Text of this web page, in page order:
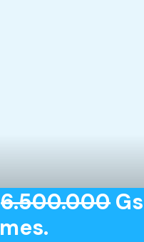
6.500.000
mes.